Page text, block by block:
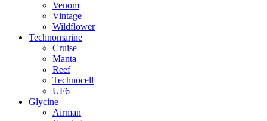
Venom
Vintage
Wildflower
Technomarine
Cruise
Manta
Reef
Technocell
UF6
Glycine
Airman